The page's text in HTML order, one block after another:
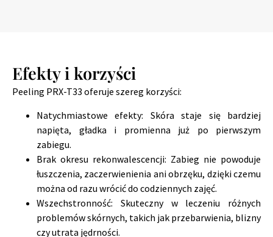
Efekty i korzyści
Peeling PRX-T33 oferuje szereg korzyści:
Natychmiastowe efekty: Skóra staje się bardziej
napięta, gładka i promienna już po pierwszym
zabiegu.
Brak okresu rekonwalescencji: Zabieg nie powoduje
łuszczenia, zaczerwienienia ani obrzęku, dzięki czemu
można od razu wrócić do codziennych zajęć.
Wszechstronność: Skuteczny w leczeniu różnych
problemów skórnych, takich jak przebarwienia, blizny
czy utrata jędrności.